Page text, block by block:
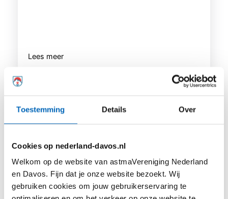
Toestemming Details Over
Cookies op nederland-davos.nl
Welkom op de website van astmaVereniging Nederland
en Davos. Fijn dat je onze website bezoekt. Wij
gebruiken cookies om jouw gebruikerservaring te
Lees meer